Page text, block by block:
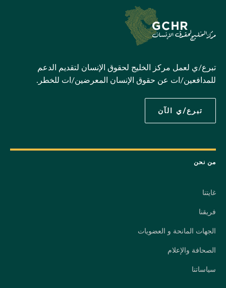
تبرع/ي لعمل مركز الخليج لحقوق الإنسان لتقديم الدعم
للمدافعين/ات عن حقوق الإنسان المعرضين/ات للخطر.
تبرع/ي الآن
من نحن
غايتنا
فريقنا
الجهات المانحة و العضويات
الصحافة والإعلام
سياساتنا